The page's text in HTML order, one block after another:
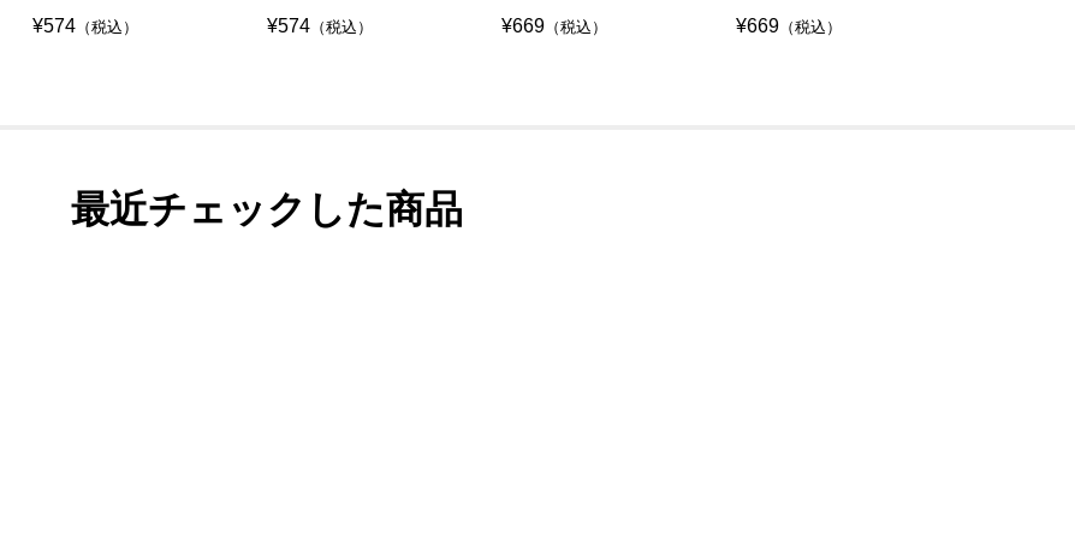
¥574 （税込） ¥574 （税込） ¥669 （税込） ¥669 （税込）
最近チェックした商品